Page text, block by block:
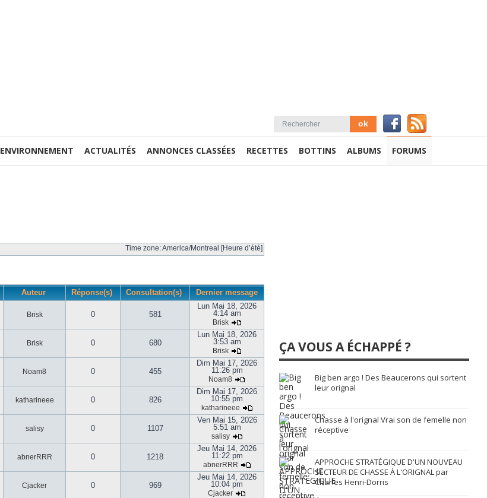
ENVIRONNEMENT ACTUALITÉS ANNONCES CLASSÉES RECETTES BOTTINS ALBUMS FORUMS
Time zone: America/Montreal [Heure d’été]
Auteur Réponse(s) Consultation(s) Dernier message
Brisk 0 581
Lun Mai 18, 2026
4:14 am
Brisk
Brisk 0 680
Lun Mai 18, 2026
3:53 am
Brisk
Noam8 0 455
Dim Mai 17, 2026
11:26 pm
Noam8
katharineee 0 826
Dim Mai 17, 2026
10:55 pm
katharineee
salisy 0 1107
Ven Mai 15, 2026
5:51 am
salisy
abnerRRR 0 1218
Jeu Mai 14, 2026
11:22 pm
abnerRRR
Cjacker 0 969
Jeu Mai 14, 2026
10:04 pm
Cjacker
ÇA VOUS A ÉCHAPPÉ ?
Big ben argo ! Des Beaucerons qui sortent
leur orignal
Chasse à l'orignal Vrai son de femelle non
réceptive
APPROCHE STRATÉGIQUE D'UN NOUVEAU
SECTEUR DE CHASSE À L'ORIGNAL par
Charles Henri-Dorris